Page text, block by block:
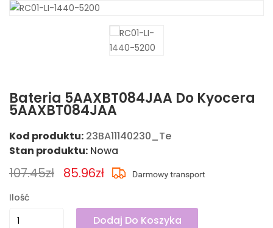
Bateria 5AAXBT084JAA Do Kyocera
5AAXBT084JAA
Kod produktu: 23BA11140230_Te
Stan produktu: Nowa
107.45zł 85.96zł
Ilość
Dodaj Do Koszyka